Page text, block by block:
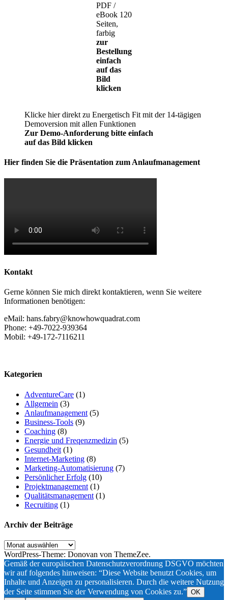
PDF /
eBook 120
Seiten,
farbig
zur
Bestellung
einfach
auf das
Bild
klicken
Klicke hier direkt zu Energetisch Fit mit der 14-tägigen
Demoversion mit allen Funktionen
Zur Demo-Anforderung bitte einfach
auf das Bild klicken
Hier finden Sie die Präsentation zum Anlaufmanagement
Kontakt
Gerne können Sie mich direkt kontaktieren, wenn Sie weitere
Informationen benötigen:
eMail: hans.fabry@knowhowquadrat.com
Phone: +49-7022-939364
Mobil: +49-172-7116211
Kategorien
AdventureCare (1)
Allgemein (3)
Anlaufmanagement (5)
Business-Tools (9)
Coaching (8)
Energie und Freqenzmedizin (5)
Gesundheit (1)
Internet-Marketing (8)
Marketing-Automatisierung (7)
Persönlicher Erfolg (10)
Projektmanagement (1)
Qualitätsmanagement (1)
Recruiting (1)
Archiv der Beiträge
Archiv
der
Beiträge
WordPress-Theme: Donovan von ThemeZee.
Gemäß der europäischen Datenschutzverordnung DSGVO möchten
wir auf folgendes hinweisen: “Diese Website benutzt Cookies, um
Inhalte und Anzeigen zu personalisieren. Durch die weitere Nutzung
der Seite stimmen Sie der Verwendung von Cookies zu.” OK